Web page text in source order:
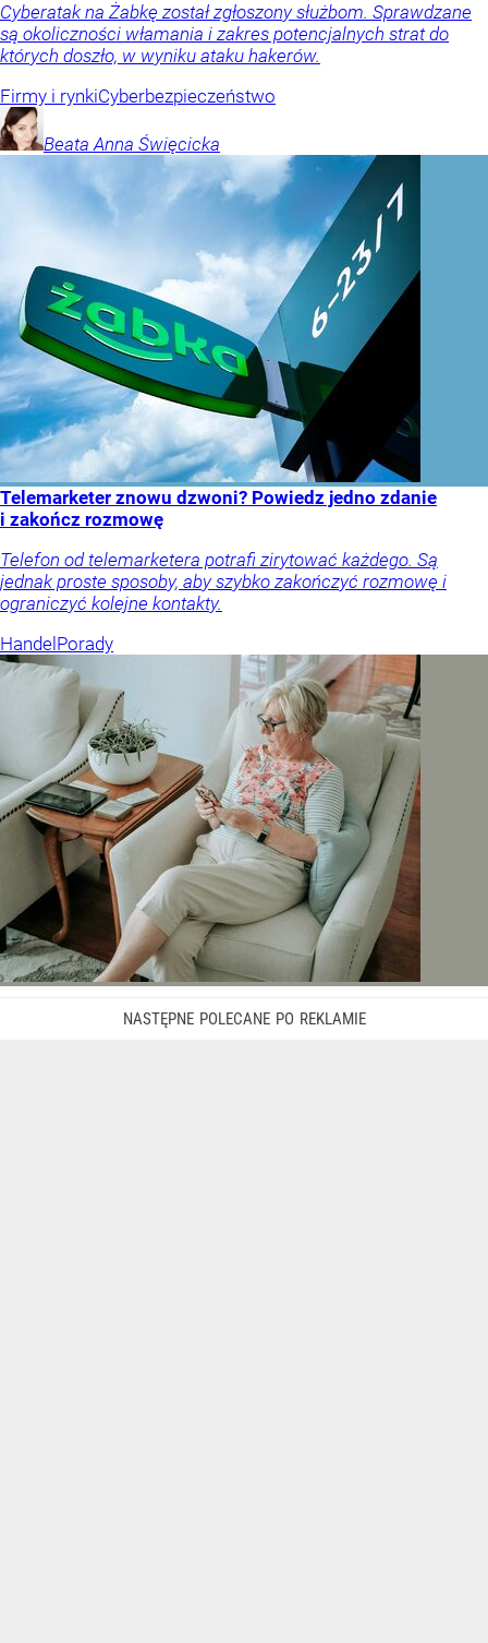
Cyberatak na Żabkę został zgłoszony służbom. Sprawdzane
są okoliczności włamania i zakres potencjalnych strat do
których doszło, w wyniku ataku hakerów.
Firmy i rynkiCyberbezpieczeństwo
Beata Anna Święcicka
Telemarketer znowu dzwoni? Powiedz jedno zdanie
i zakończ rozmowę
Telefon od telemarketera potrafi zirytować każdego. Są
jednak proste sposoby, aby szybko zakończyć rozmowę i
ograniczyć kolejne kontakty.
Handel Porady